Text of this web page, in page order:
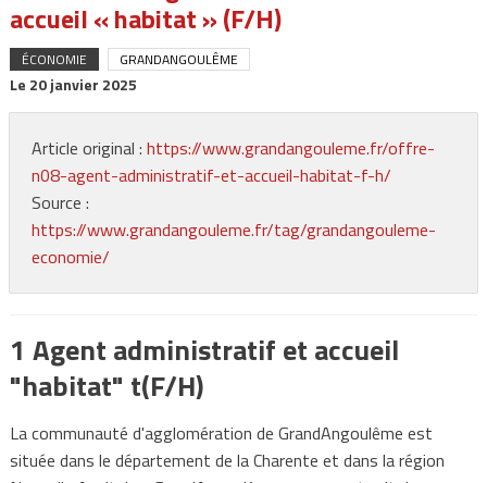
accueil « habitat » (F/H)
ÉCONOMIE GRANDANGOULÊME
Le 20 janvier 2025
Article original : https://www.grandangouleme.fr/offre-
n08-agent-administratif-et-accueil-habitat-f-h/
Source :
https://www.grandangouleme.fr/tag/grandangouleme-
economie/
1 Agent administratif et accueil
"habitat" t(F/H)
La communauté d'agglomération de GrandAngoulême est
située dans le département de la Charente et dans la région